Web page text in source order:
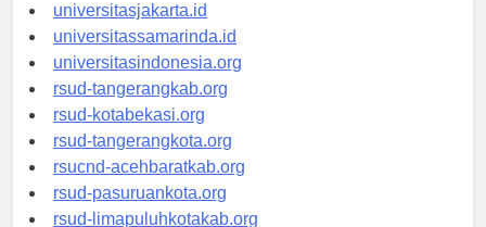
universitasjakarta.id
universitassamarinda.id
universitasindonesia.org
rsud-tangerangkab.org
rsud-kotabekasi.org
rsud-tangerangkota.org
rsucnd-acehbaratkab.org
rsud-pasuruankota.org